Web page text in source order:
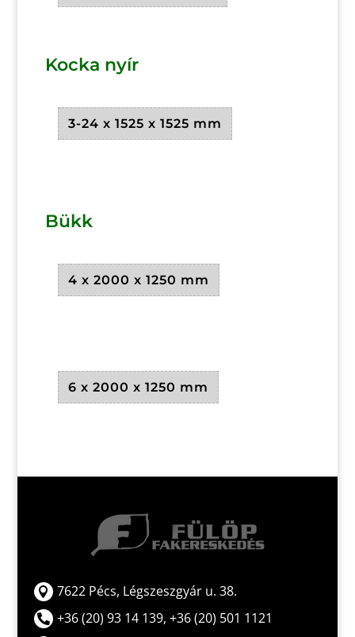
Kocka nyír
3-24 x 1525 x 1525 mm
Bükk
4 x 2000 x 1250 mm
6 x 2000 x 1250 mm
 7622 Pécs, Légszeszgyár u. 38.
 +36 (20) 93 14 139, +36 (20) 501 1121